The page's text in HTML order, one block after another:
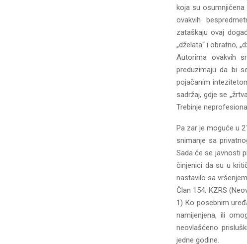
koja su
ovakvih
zataškaju ovaj
„dželata“ i obratno,
Autorima ovakvih
preduzimaju da bi
pojačanim
sadržaj, gdje se
Trebinje
Pa zar je moguće u
snimanje sa
Sada će se javnosti
činjenici da su u
nastavilo sa
Član 154. КZRS
1) Кo posebnim
namijenjena, ili
neovlašćeno
jedne godine.